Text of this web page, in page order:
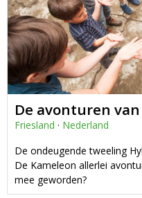
De avonturen
Friesland · Nederland
De ondeugende tweeling
De Kameleon allerlei
mee geworden?